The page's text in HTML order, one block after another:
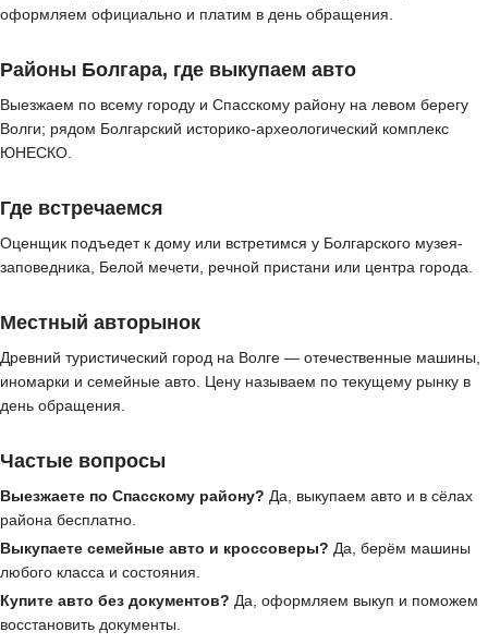
оформляем официально и платим в день обращения.
Районы Болгара, где выкупаем авто
Выезжаем по всему городу и Спасскому району на левом берегу
Волги; рядом Болгарский историко-археологический комплекс
ЮНЕСКО.
Где встречаемся
Оценщик подъедет к дому или встретимся у Болгарского музея-
заповедника, Белой мечети, речной пристани или центра города.
Местный авторынок
Древний туристический город на Волге — отечественные машины,
иномарки и семейные авто. Цену называем по текущему рынку в
день обращения.
Частые вопросы
Выезжаете по Спасскому району? Да, выкупаем авто и в сёлах
района бесплатно.
Выкупаете семейные авто и кроссоверы? Да, берём машины
любого класса и состояния.
Купите авто без документов? Да, оформляем выкуп и поможем
восстановить документы.